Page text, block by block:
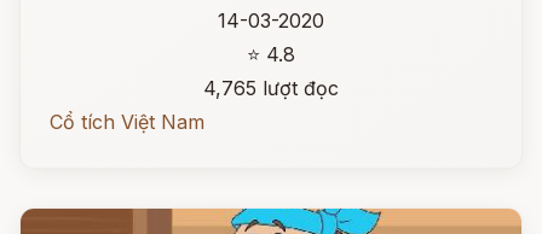
14-03-2020
⭐ 4.8
4,765 lượt đọc
Cổ tích Việt Nam